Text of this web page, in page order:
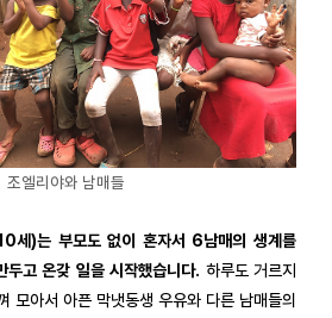
조엘리야와 남매들
세)는 부모도 없이 혼자서 6남매의 생계를
두고 온갖 일을 시작했습니다. 하루도 거르지
모아서 아픈 막냇동생 우유와 다른 남매들의